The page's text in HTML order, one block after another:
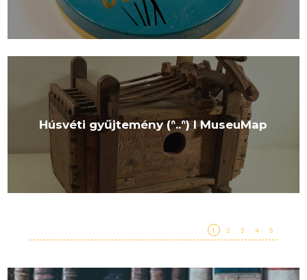
Húsvéti gyűjtemény (ᐢ..ᐢ) I MuseuMap
1 2 3 4 5